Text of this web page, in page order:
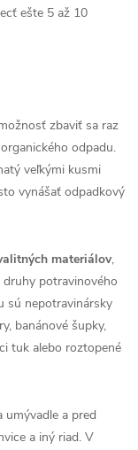
ešte 5 až 10
zbaviť sa raz
odpadu.
veľkými kusmi
vynášať odpadkový
materiálov,
potravinového
sú nepotravinársky
banánové šupky,
tuk alebo roztopené
umývadle a pred
a iný riad. V